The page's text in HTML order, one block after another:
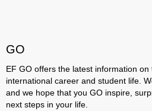
GO
EF GO offers the latest information on
international career and student life.
and we hope that you GO inspire,
next steps in your life.